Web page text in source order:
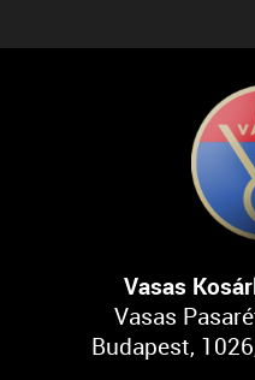
Vasas
Vasas
Budapest,